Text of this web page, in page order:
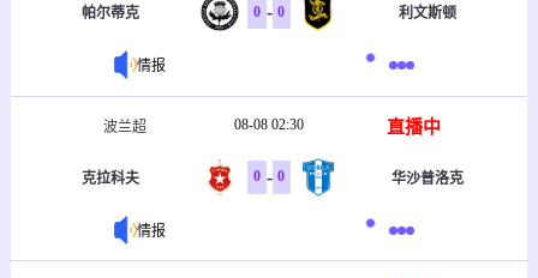
帕尔蒂克 0 - 0 利文斯顿
情报
波兰超 08-08 02:30 直播中
克拉科夫 0 - 0 华沙普洛克
情报